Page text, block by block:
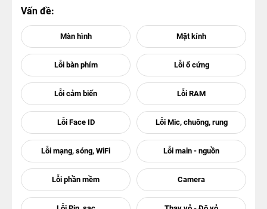
Vấn đề: